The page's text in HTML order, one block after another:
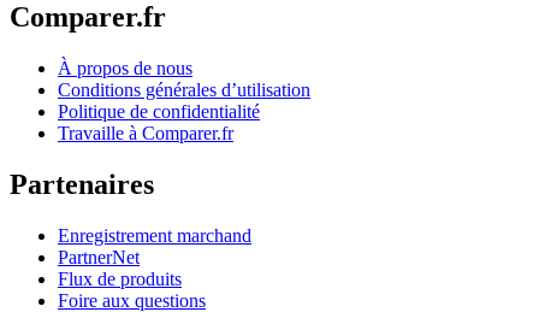
Comparer.fr
À propos de nous
Conditions générales d’utilisation
Politique de confidentialité
Travaille à Comparer.fr
Partenaires
Enregistrement marchand
PartnerNet
Flux de produits
Foire aux questions